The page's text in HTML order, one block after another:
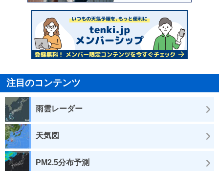
注目のコンテンツ
雨雲レーダー
天気図
PM2.5分布予測